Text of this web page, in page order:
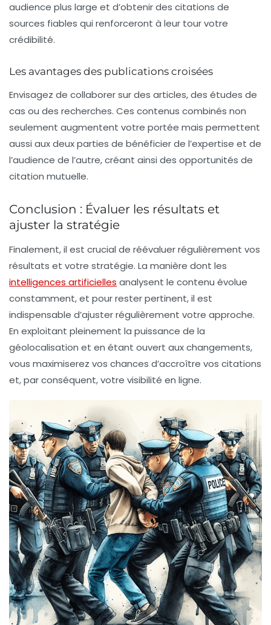
audience plus large et d’obtenir des citations de
sources fiables qui renforceront à leur tour votre
crédibilité.
Les avantages des publications croisées
Envisagez de collaborer sur des articles, des études de
cas ou des recherches. Ces contenus combinés non
seulement augmentent votre portée mais permettent
aussi aux deux parties de bénéficier de l’expertise et de
l’audience de l’autre, créant ainsi des opportunités de
citation mutuelle.
Conclusion : Évaluer les résultats et
ajuster la stratégie
Finalement, il est crucial de réévaluer régulièrement vos
résultats et votre stratégie. La manière dont les
intelligences artificielles analysent le contenu évolue
constamment, et pour rester pertinent, il est
indispensable d’ajuster régulièrement votre approche.
En exploitant pleinement la puissance de la
géolocalisation et en étant ouvert aux changements,
vous maximiserez vos chances d’accroître vos citations
et, par conséquent, votre visibilité en ligne.